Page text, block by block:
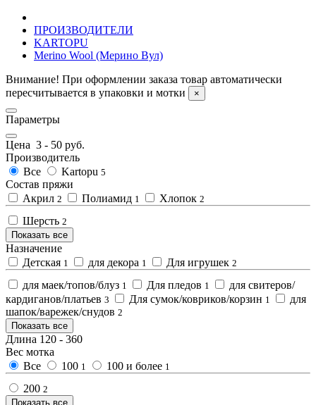
ПРОИЗВОДИТЕЛИ
KARTOPU
Merino Wool (Мерино Вул)
Внимание! При оформлении заказа товар автоматически
пересчитывается в упаковки и мотки
×
Параметры
Цена 3 - 50 руб.
Производитель
Все
Kartopu 5
Состав пряжи
Акрил 2 Полиамид 1 Хлопок 2
Шерсть 2
Показать все
Назначение
Детская 1 для декора 1 Для игрушек 2
для маек/топов/блуз 1 Для пледов 1
для свитеров/
кардиганов/платьев 3 Для сумок/ковриков/корзин 1
для
шапок/варежек/снудов 2
Показать все
Длина 120 - 360
Вес мотка
Все
100 1 100 и более 1
200 2
Показать все